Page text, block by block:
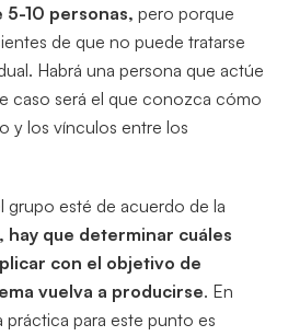
5-10 personas, pero porque
de que no puede tratarse
Habrá una persona que actúe
caso será el que conozca cómo
y los vínculos entre los
grupo esté de acuerdo de la
, hay que determinar cuáles
con el objetivo de
vuelva a producirse. En
práctica para este punto es